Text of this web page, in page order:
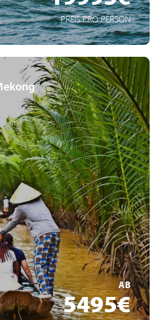
PREIS PRO PERSON
AB
5495€
von Angkor Wat
Vietnam nach Kambodscha
Südostasiens: Entdeckung der
Saigon, Phnom Penh und Angkor
MEHR ERFAHREN